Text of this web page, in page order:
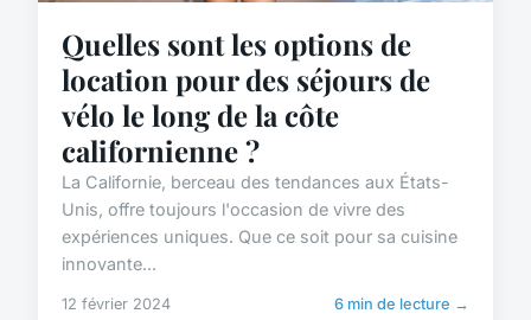
Quelles sont les options de
location pour des séjours de
vélo le long de la côte
californienne ?
La Californie, berceau des tendances aux États-
Unis, offre toujours l'occasion de vivre des
expériences uniques. Que ce soit pour sa cuisine
innovante...
12 février 2024 6 min de lecture →